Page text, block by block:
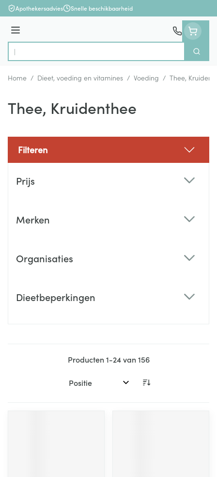
Ga naar de inhoud
Apothekersadvies Snelle beschikbaarheid
Menu
Product, merk, categorie...
Zoek
Home / Dieet, voeding en vitamines / Voeding / Thee,
Thee, Kruidenthee
Filteren
Prijs
Merken
Organisaties
Dieetbeperkingen
Producten1-24van156
Sorteer op: